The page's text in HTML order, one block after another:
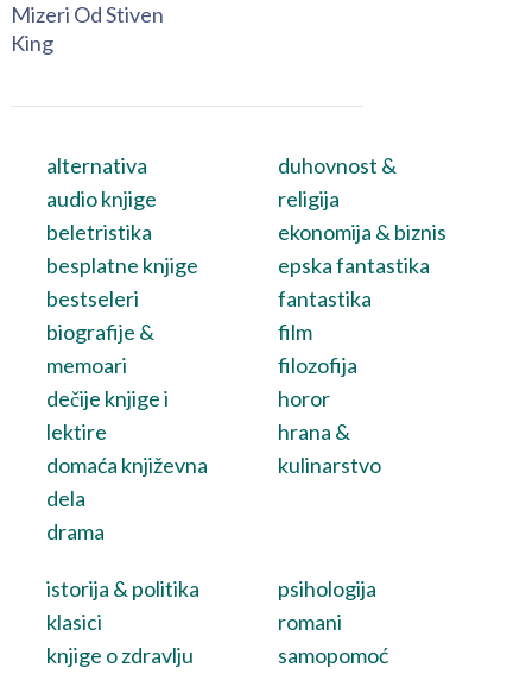
Mizeri Od Stiven
King
alternativa
audio knjige
beletristika
besplatne knjige
bestseleri
biografije &
memoari
dečije knjige i
lektire
domaća književna
dela
drama
duhovnost &
religija
ekonomija & biznis
epska fantastika
fantastika
film
filozofija
horor
hrana &
kulinarstvo
istorija & politika
klasici
knjige o zdravlju
psihologija
romani
samopomoć